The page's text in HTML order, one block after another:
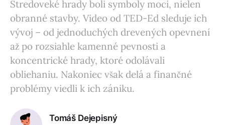
Stredoveké hrady boli symboly moci, nielen
obranné stavby. Video od TED-Ed sleduje ich
vývoj – od jednoduchých drevených opevnení
až po rozsiahle kamenné pevnosti a
koncentrické hrady, ktoré odolávali
obliehaniu. Nakoniec však delá a finančné
problémy viedli k ich zániku.
Tomáš Dejepisný